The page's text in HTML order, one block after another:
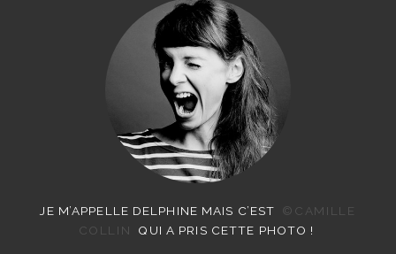
JE M’APPELLE DELPHINE MAIS C’EST
©CAMILLE
COLLIN
QUI A PRIS CETTE PHOTO !